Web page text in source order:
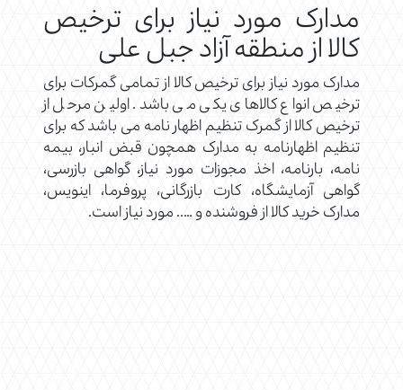
مدارک مورد نیاز برای ترخیص
کالا از منطقه آزاد جبل علی
مدارک مورد نیاز برای ترخیص کالا از تمامی گمرکات برای
ترخیص انواع کالاهای یکی می باشد. اولین مرحل از
ترخیص کالا از گمرک تنظیم اظهار نامه می باشد که برای
تنظیم اظهارنامه به مدارک همچون قبض انبار، بیمه
نامه، بارنامه، اخذ مجوزات مورد نیاز، گواهی بازرسی،
گواهی آزمایشگاه، کارت بازرگانی، پروفرما، اینویس،
مدارک خرید کالا از فروشنده و ….. مورد نیاز است.